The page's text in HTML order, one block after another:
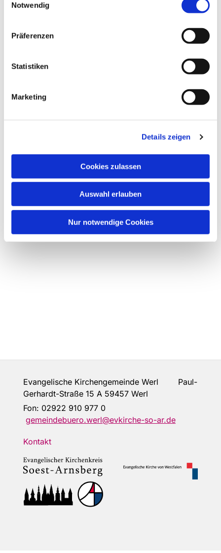
Notwendig
Präferenzen
Statistiken
Marketing
Details zeigen
Cookies zulassen
Auswahl erlauben
Nur notwendige Cookies
Dies könnte Sie auch
Evangelische Kirchengemeinde Werl Paul-
Gerhardt-Straße 15 A 59457 Werl
Fon: 02922 910 977 0
gemeindebuero.werl@evkirche-so-ar.de
Kontakt